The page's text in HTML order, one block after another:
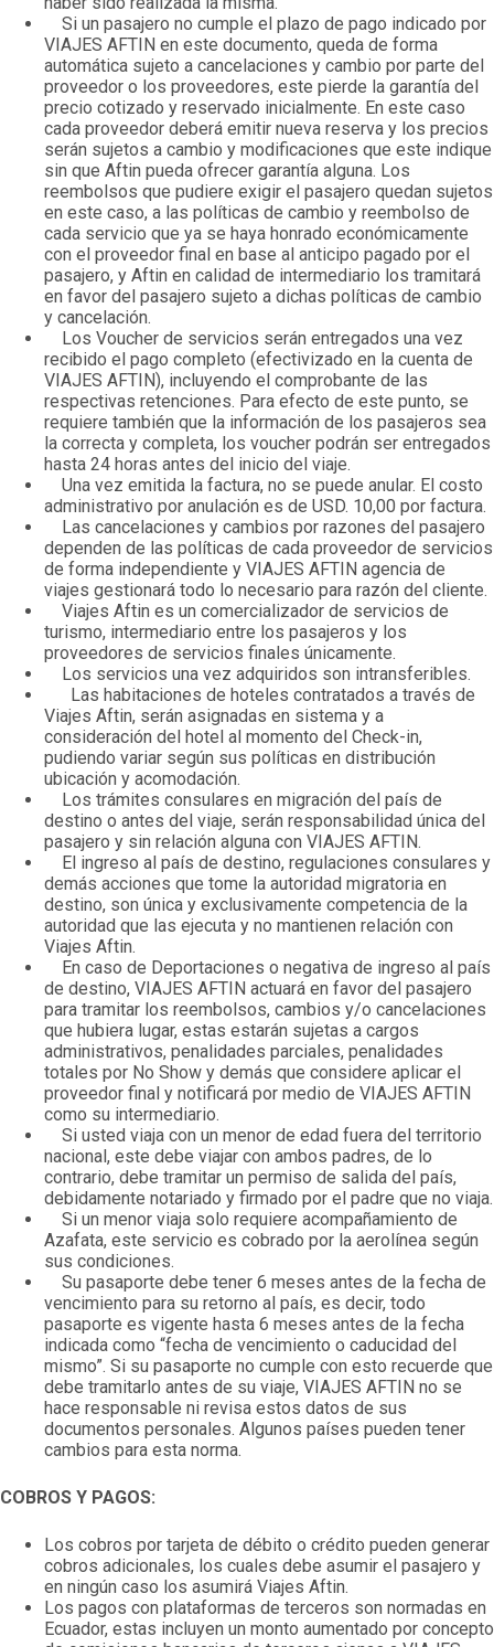
Si un pasajero no cumple el plazo de pago indicado por
VIAJES AFTIN en este documento, queda de forma
automática sujeto a cancelaciones y cambio por parte del
proveedor o los proveedores, este pierde la garantía del
precio cotizado y reservado inicialmente. En este caso
cada proveedor deberá emitir nueva reserva y los precios
serán sujetos a cambio y modificaciones que este indique
sin que Aftin pueda ofrecer garantía alguna. Los
reembolsos que pudiere exigir el pasajero quedan sujetos
en este caso, a las políticas de cambio y reembolso de
cada servicio que ya se haya honrado económicamente
con el proveedor final en base al anticipo pagado por el
pasajero, y Aftin en calidad de intermediario los tramitará
en favor del pasajero sujeto a dichas políticas de cambio
y cancelación.
Los Voucher de servicios serán entregados una vez
recibido el pago completo (efectivizado en la cuenta de
VIAJES AFTIN), incluyendo el comprobante de las
respectivas retenciones. Para efecto de este punto, se
requiere también que la información de los pasajeros sea
la correcta y completa, los voucher podrán ser entregados
hasta 24 horas antes del inicio del viaje.
Una vez emitida la factura, no se puede anular. El costo
administrativo por anulación es de USD. 10,00 por factura.
Las cancelaciones y cambios por razones del pasajero
dependen de las políticas de cada proveedor de servicios
de forma independiente y VIAJES AFTIN agencia de
viajes gestionará todo lo necesario para razón del cliente.
Viajes Aftin es un comercializador de servicios de
turismo, intermediario entre los pasajeros y los
proveedores de servicios finales únicamente.
Los servicios una vez adquiridos son intransferibles.
Las habitaciones de hoteles contratados a través de
Viajes Aftin, serán asignadas en sistema y a
consideración del hotel al momento del Check-in,
pudiendo variar según sus políticas en distribución
ubicación y acomodación.
Los trámites consulares en migración del país de
destino o antes del viaje, serán responsabilidad única del
pasajero y sin relación alguna con VIAJES AFTIN.
El ingreso al país de destino, regulaciones consulares y
demás acciones que tome la autoridad migratoria en
destino, son única y exclusivamente competencia de la
autoridad que las ejecuta y no mantienen relación con
Viajes Aftin.
En caso de Deportaciones o negativa de ingreso al país
de destino, VIAJES AFTIN actuará en favor del pasajero
para tramitar los reembolsos, cambios y/o cancelaciones
que hubiera lugar, estas estarán sujetas a cargos
administrativos, penalidades parciales, penalidades
totales por No Show y demás que considere aplicar el
proveedor final y notificará por medio de VIAJES AFTIN
como su intermediario.
Si usted viaja con un menor de edad fuera del territorio
nacional, este debe viajar con ambos padres, de lo
contrario, debe tramitar un permiso de salida del país,
debidamente notariado y firmado por el padre que no viaja.
Si un menor viaja solo requiere acompañamiento de
Azafata, este servicio es cobrado por la aerolínea según
sus condiciones.
Su pasaporte debe tener 6 meses antes de la fecha de
vencimiento para su retorno al país, es decir, todo
pasaporte es vigente hasta 6 meses antes de la fecha
indicada como “fecha de vencimiento o caducidad del
mismo”. Si su pasaporte no cumple con esto recuerde que
debe tramitarlo antes de su viaje, VIAJES AFTIN no se
hace responsable ni revisa estos datos de sus
documentos personales. Algunos países pueden tener
cambios para esta norma.
COBROS Y PAGOS:
Los cobros por tarjeta de débito o crédito pueden generar
cobros adicionales, los cuales debe asumir el pasajero y
en ningún caso los asumirá Viajes Aftin.
Los pagos con plataformas de terceros son normadas en
Ecuador, estas incluyen un monto aumentado por concepto